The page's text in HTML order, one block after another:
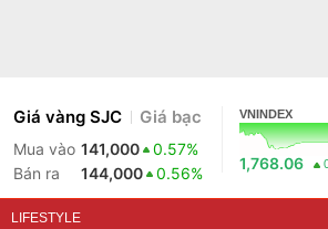
Giá vàng SJC Giá bạc
Mua vào 141,000
0.57%
Bán ra
144,000 0.56%
VNINDEX
1,768.06
LIFESTYLE